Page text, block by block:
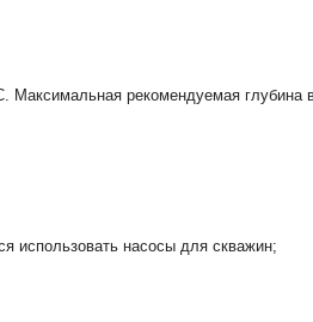
Максимальная рекомендуемая глубина
использовать насосы для скважин;